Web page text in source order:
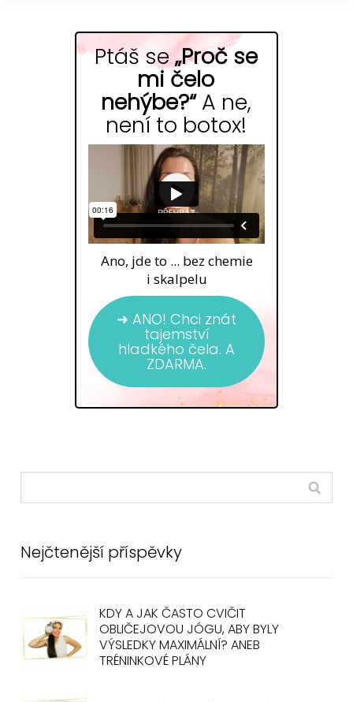
Ptáš se „Proč se
mi čelo
nehýbe?“A ne,
není to botox!
Ano, jde to ... bez chemie
i skalpelu
➜ ANO! Chci znát
tajemství
hladkého čela. A
ZDARMA.
Nejčtenější příspěvky
KDY A JAK ČASTO CVIČIT
OBLIČEJOVOU JÓGU, ABY BYLY
VÝSLEDKY MAXIMÁLNÍ? ANEB
TRÉNINKOVÉ PLÁNY